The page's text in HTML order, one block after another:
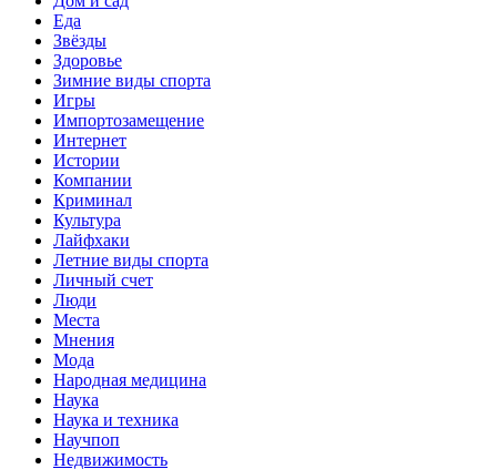
Еда
Звёзды
Здоровье
Зимние виды спорта
Игры
Импортозамещение
Интернет
Истории
Компании
Криминал
Культура
Лайфхаки
Летние виды спорта
Личный счет
Люди
Места
Мнения
Мода
Народная медицина
Наука
Наука и техника
Научпоп
Недвижимость